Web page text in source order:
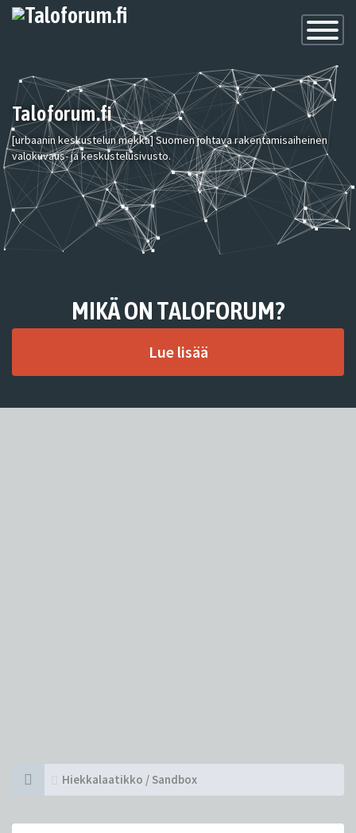
Toggle
Taloforum.fi
[urbaanin keskustelun mekka] Suomen johtava rakentamisaiheinen
valokuvaus- ja keskustelusivusto.
MIKÄ ON TALOFORUM?
Lue lisää
Hiekkalaatikko / Sandbox